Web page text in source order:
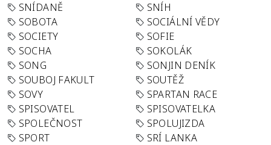
SNÍDANĚ
SNÍH
SOBOTA
SOCIÁLNÍ VĚDY
SOCIETY
SOFIE
SOCHA
SOKOLÁK
SONG
SONJIN DENÍK
SOUBOJ FAKULT
SOUTĚŽ
SOVY
SPARTAN RACE
SPISOVATEL
SPISOVATELKA
SPOLEČNOST
SPOLUJIZDA
SPORT
SRÍ LANKA